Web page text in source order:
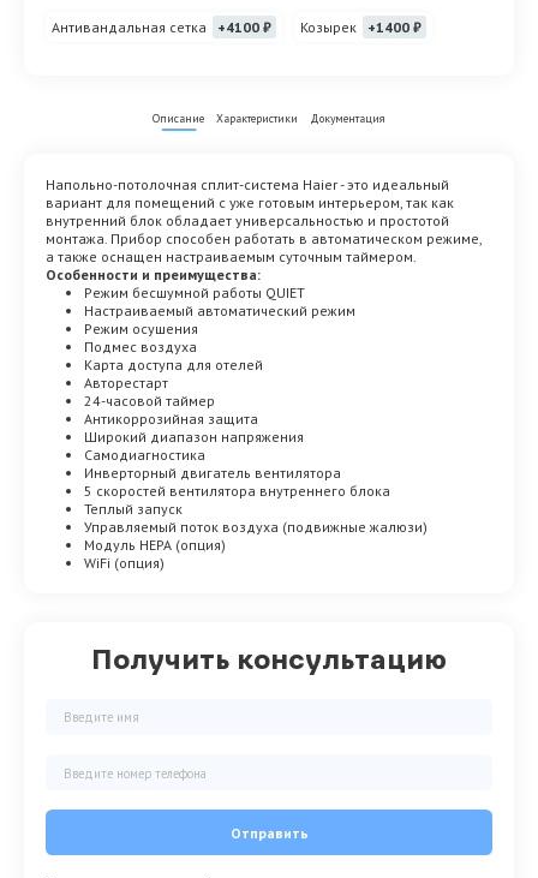
Антивандальная сетка +4100 ₽ Козырек +1400 ₽
Получить консультацию
Отправить
Описание Характеристики Документация
Напольно-потолочная сплит-система Haier - это идеальный
вариант для помещений с уже готовым интерьером, так как
внутренний блок обладает универсальностью и простотой
монтажа. Прибор способен работать в автоматическом режиме,
а также оснащен настраиваемым суточным таймером.
Особенности и преимущества:
Режим бесшумной работы QUIET
Настраиваемый автоматический режим
Режим осушения
Подмес воздуха
Карта доступа для отелей
Авторестарт
24-часовой таймер
Антикоррозийная защита
Широкий диапазон напряжения
Самодиагностика
Инверторный двигатель вентилятора
5 скоростей вентилятора внутреннего блока
Теплый запуск
Управляемый поток воздуха (подвижные жалюзи)
Модуль HEPA (опция)
WiFi (опция)